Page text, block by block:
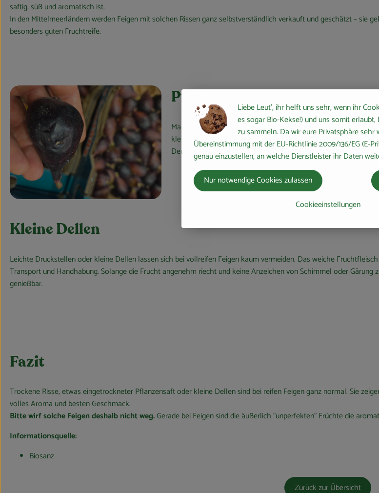
saftig, süß und aromatisch ist.
In den Mittelmeerländern werden Feigen mit solchen Rissen ganz selbstverständlich verkauft und geschätzt – sie
besonders guten Fruchtreife.
Pflanzensaft auf der Schale
Manchmal befindet sich etwas eingetrockneter, weißlicher bis
kleine Verletzungen aus und trocknet anschließend ein.
Der Pflanzensaft istharmlosund kann bei Bedarf einfach
Kleine Dellen
Leichte Druckstellen oder kleine Dellen lassen sich bei vollreifen Feigen kaum vermeiden. Das weiche
Transport und Handhabung. Solange die Frucht angenehm riecht und keine Anzeichen von Schimmel oder Gärung
genießbar.
Fazit
Trockene Risse, etwas eingetrockneter Pflanzensaft oder kleine Dellen sind bei reifen Feigen ganz normal. Sie
volles Aroma und besten Geschmack.
Bitte wirf solche Feigen deshalb nicht weg.Gerade bei Feigen sind die äußerlich "unperfekten" Früchte die
Informationsquelle:
Biosanz
Zurück zur Übersicht
Liebe Leut', ihr helft uns sehr, wenn ihr
es sogar Bio-Kekse!) und uns somit
zu sammeln. Da wir eure Privatsphäre
Übereinstimmung mit der EU-Richtlinie 2009/136/EG (E-
genau einzustellen, an welche Dienstleister ihr Daten
Cookieeinstellungen
Nur notwendige Cookies zulassen